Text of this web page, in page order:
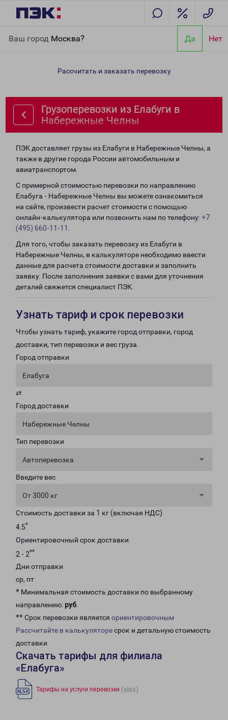
Ваш город Москва? Да Нет
Набережные Челны
Рассчитать и заказать перевозку
Грузоперевозки из Елабуги в
Набережные Челны
ПЭК доставляет грузы из Елабуги в Набережные Челны, а
также в другие города России автомобильным и
авиатранспортом.
С примерной стоимостью перевозки по направлению
Елабуга - Набережные Челны вы можете ознакомиться
на сайте, произвести расчет стоимости с помощью
онлайн-калькулятора или позвонить нам по телефону: +7
(495) 660-11-11
Для того, чтобы заказать перевозку из Елабуги в
Набережные Челны, в калькуляторе необходимо ввести
данные для расчета стоимости доставки и заполнить
заявку. После заполнения заявки с вами для уточнения
деталей свяжется специалист ПЭК.
Узнать тариф и срок перевозки
Чтобы узнать тариф, укажите город отправки, город
доставки, тип перевозки и вес груза.
Город отправки
Елабуга
⇄
Город доставки
Набережные Челны
Тип перевозки
Автоперевозка
Введите вес
От 3000 кг
Стоимость доставки за 1 кг (включая НДС)
4.5*
Ориентировочный срок доставки
2 - 2**
Дни отправки
ср, пт
* Минимальная стоимость доставки по выбранному
направлению: руб.
** Срок перевозки является ориентировочным
Рассчитайте в калькуляторесрок и детальную стоимость
доставки.
Скачать тарифы для филиала
«Елабуга»
Тарифы на услуги перевозки (xlsx)